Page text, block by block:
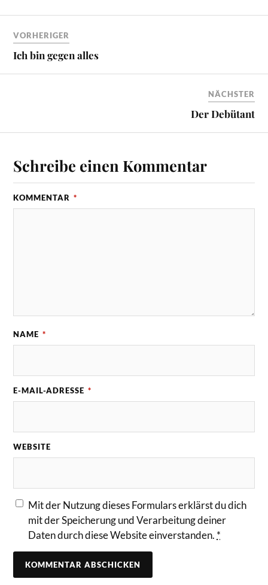
VORHERIGER
Ich bin gegen alles
NÄCHSTER
Der Debütant
Schreibe einen Kommentar
KOMMENTAR *
NAME *
E-MAIL-ADRESSE *
WEBSITE
Mit der Nutzung dieses Formulars erklärst du dich
mit der Speicherung und Verarbeitung deiner
Daten durch diese Website einverstanden. *